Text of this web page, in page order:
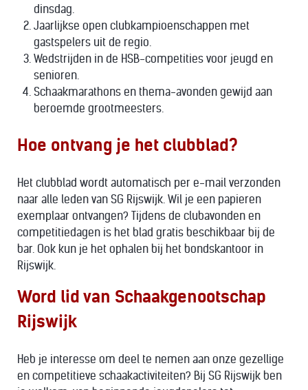
dinsdag.
Jaarlijkse open clubkampioenschappen met
gastspelers uit de regio.
Wedstrijden in de HSB-competities voor jeugd en
senioren.
Schaakmarathons en thema-avonden gewijd aan
beroemde grootmeesters.
Hoe ontvang je het clubblad?
Het clubblad wordt automatisch per e-mail verzonden
naar alle leden van SG Rijswijk. Wil je een papieren
exemplaar ontvangen? Tijdens de clubavonden en
competitiedagen is het blad gratis beschikbaar bij de
bar. Ook kun je het ophalen bij het bondskantoor in
Rijswijk.
Word lid van Schaakgenootschap
Rijswijk
Heb je interesse om deel te nemen aan onze gezellige
en competitieve schaakactiviteiten? Bij SG Rijswijk ben